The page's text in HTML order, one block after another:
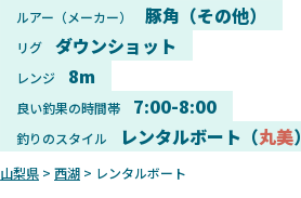
ルアー（メーカー） 豚角（その他）
リグ ダウンショット
レンジ 8m
良い釣果の時間帯 7:00-8:00
釣りのスタイル レンタルボート（丸美）
山梨県 > 西湖 > レンタルボート